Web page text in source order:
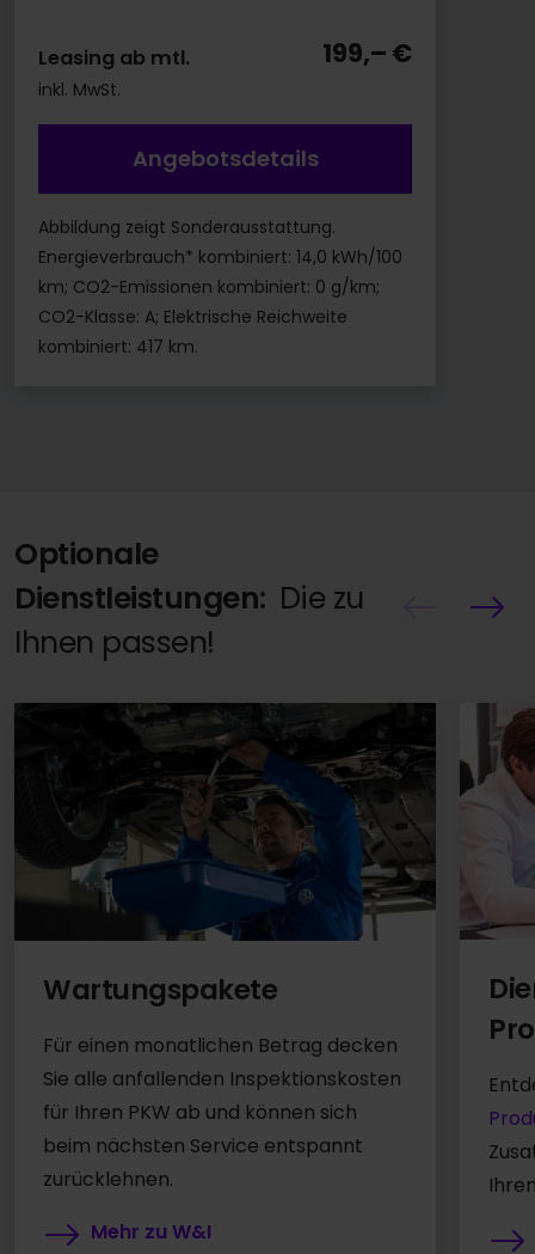
Leasing ab mtl. 199,– €
inkl. MwSt.
Angebotsdetails
Abbildung zeigt Sonderausstattung.
Energieverbrauch* kombiniert: 14,0 kWh/100
km; CO2-Emissionen kombiniert: 0 g/km;
CO2-Klasse: A; Elektrische Reichweite
kombiniert: 417 km.
Optionale
Dienstleistungen: Die zu
Ihnen passen!
Wartungspakete
Für einen monatlichen Betrag decken
Sie alle anfallenden Inspektionskosten
für Ihren PKW ab und können sich
beim nächsten Service entspannt
zurücklehnen.
Mehr zu W&I